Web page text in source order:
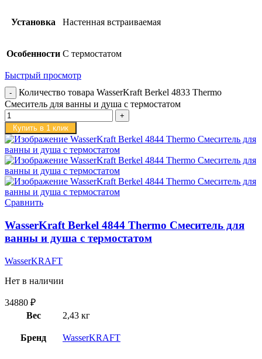
Установка Настенная встраиваемая
Особенности С термостатом
Быстрый просмотр
Количество товара WasserKraft Berkel 4833 Thermo
Cмеситель для ванны и душа с термостатом
Купить в 1 клик
Сравнить
WasserKraft Berkel 4844 Thermo Смеситель для
ванны и душа с термостатом
WasserKRAFT
Нет в наличии
34880 ₽
Вес
2,43 кг
Бренд WasserKRAFT